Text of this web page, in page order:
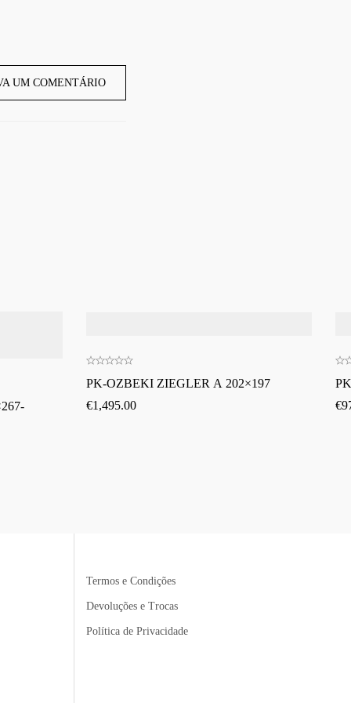
UM COMENTÁRIO
PK-OZBEKI ZIEGLER A 202×197
€1,495.00
€
Termos e Condições
Devoluções e Trocas
Política de Privacidade